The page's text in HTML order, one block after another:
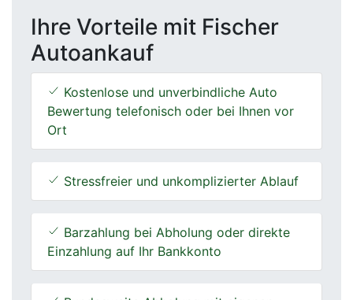
Ihre Vorteile mit Fischer
Autoankauf
Kostenlose und unverbindliche Auto
Bewertung telefonisch oder bei Ihnen vor
Ort
Stressfreier und unkomplizierter Ablauf
Barzahlung bei Abholung oder direkte
Einzahlung auf Ihr Bankkonto